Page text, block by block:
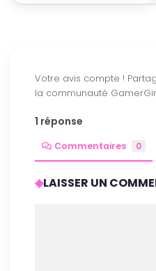
1 réponse
Commentaires 0
LAISSER UN